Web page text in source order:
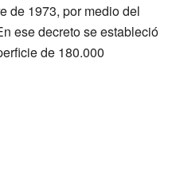
de 1973, por medio del
ese decreto se estableció
de 180.000